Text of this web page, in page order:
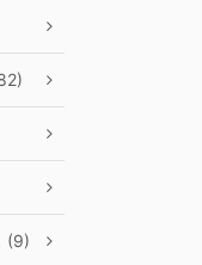
(9)